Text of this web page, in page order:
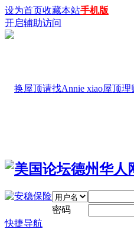
设为首页收藏本站手机版
开启辅助访问
密码
快捷导航